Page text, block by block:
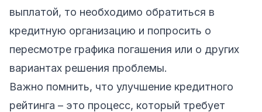
выплатой, то необходимо обратиться в
кредитную организацию и попросить о
пересмотре графика погашения или о других
вариантах решения проблемы.
Важно помнить, что улучшение кредитного
рейтинга – это процесс, который требует